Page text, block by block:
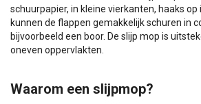
schuurpapier, in kleine vierkanten, haaks
kunnen de flappen gemakkelijk schuren in
bijvoorbeeld een boor. De slijp mop is
oneven oppervlakten.
Waarom een slijpmop?